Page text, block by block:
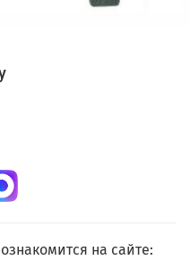
на сайте: